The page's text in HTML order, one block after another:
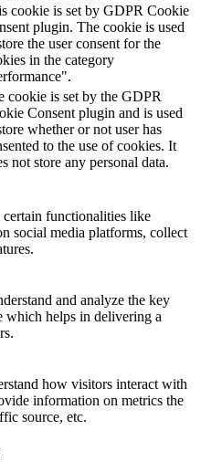
cookie is set by GDPR Cookie
plugin. The cookie is used
the user consent for the
in the category
cookie is set by the GDPR
Consent plugin and is used
whether or not user has
to the use of cookies. It
not store any personal data.
functionalities like
social media platforms, collect
and analyze the key
which helps in delivering a
how visitors interact with
information on metrics the
source, etc.